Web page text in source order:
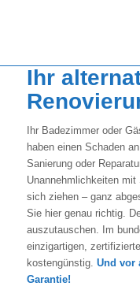
Ihr
Ihr Badezimmer oder
haben einen Schaden
Sanierung oder
Unannehmlichkeiten
sich ziehen – ganz
Sie hier genau richtig.
auszutauschen. Im
einzigartigen,
kostengünstig. Und vor
Garantie!